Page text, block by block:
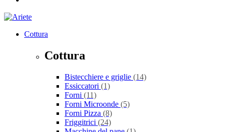
Cottura
Cottura
Bistecchiere e griglie (14)
Essiccatori (1)
Forni (11)
Forni Microonde (5)
Forni Pizza (8)
Friggitrici (24)